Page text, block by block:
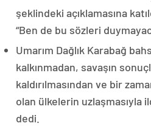
şeklindeki açıklamasına
“Ben de bu sözleri
Umarım Dağlık Karabağ
kalkınmadan, savaşın
kaldırılmasından ve bir
olan ülkelerin uzlaşmasıyla
dedi.